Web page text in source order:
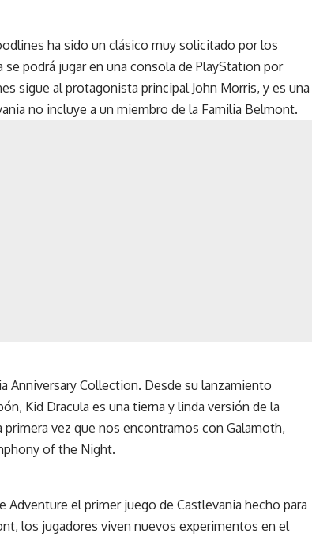
ha sido un clásico muy solicitado por los
podrá jugar en una consola de PlayStation por
sigue al protagonista principal John Morris, y es una
no incluye a un miembro de la Familia Belmont.
Anniversary Collection. Desde su lanzamiento
Kid Dracula es una tierna y linda versión de la
vez que nos encontramos con Galamoth,
of the Night.
Adventure el primer juego de Castlevania hecho para
los jugadores viven nuevos experimentos en el